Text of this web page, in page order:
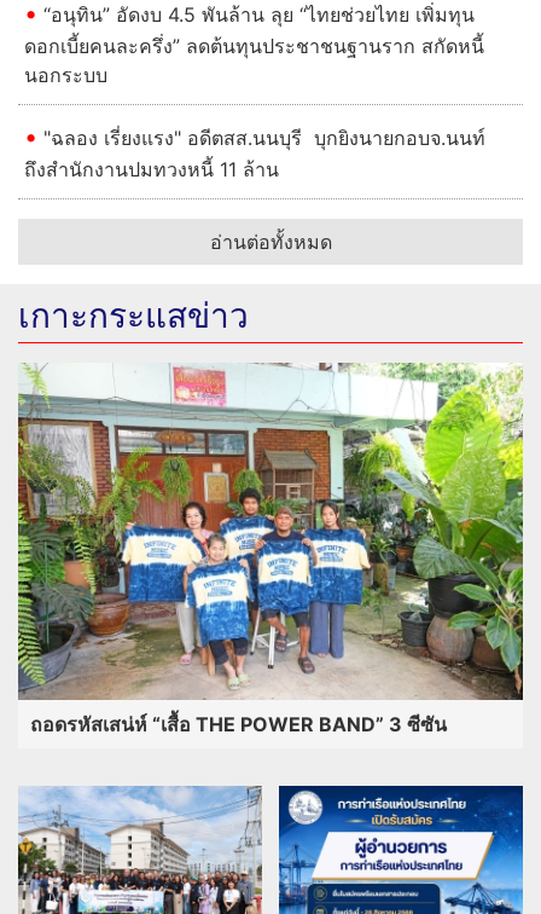
“อนุทิน” อัดงบ 4.5 พันล้าน ลุย “ไทยช่วยไทย เพิ่มทุน
ดอกเบี้ยคนละครึ่ง” ลดต้นทุนประชาชนฐานราก สกัดหนี้
นอกระบบ
"ฉลอง เรี่ยงแรง" อดีตสส.นนบุรี บุกยิงนายกอบจ.นนท์
ถึงสำนักงานปมทวงหนี้ 11 ล้าน
อ่านต่อทั้งหมด
เกาะกระแสข่าว
ถอดรหัสเสน่ห์ “เสื้อ THE POWER BAND” 3 ซีซัน